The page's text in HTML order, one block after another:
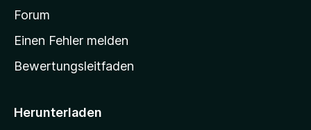
a
r
s
i
Forum
Einen Fehler melden
Bewertungsleitfaden
Herunterladen